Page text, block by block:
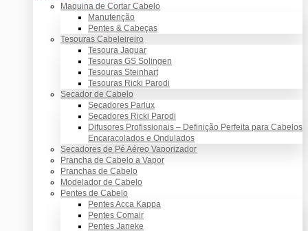
Maquina de Cortar Cabelo
Manutenção
Pentes & Cabeças
Tesouras Cabeleireiro
Tesoura Jaguar
Tesouras GS Solingen
Tesouras Steinhart
Tesouras Ricki Parodi
Secador de Cabelo
Secadores Parlux
Secadores Ricki Parodi
Difusores Profissionais – Definição Perfeita para Cabelos
Encaracolados e Ondulados
Secadores de Pé Aéreo Vaporizador
Prancha de Cabelo a Vapor
Pranchas de Cabelo
Modelador de Cabelo
Pentes de Cabelo
Pentes Acca Kappa
Pentes Comair
Pentes Janeke